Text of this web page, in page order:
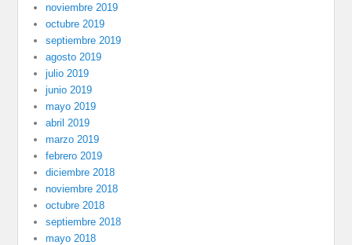
noviembre 2019
octubre 2019
septiembre 2019
agosto 2019
julio 2019
junio 2019
mayo 2019
abril 2019
marzo 2019
febrero 2019
diciembre 2018
noviembre 2018
octubre 2018
septiembre 2018
mayo 2018